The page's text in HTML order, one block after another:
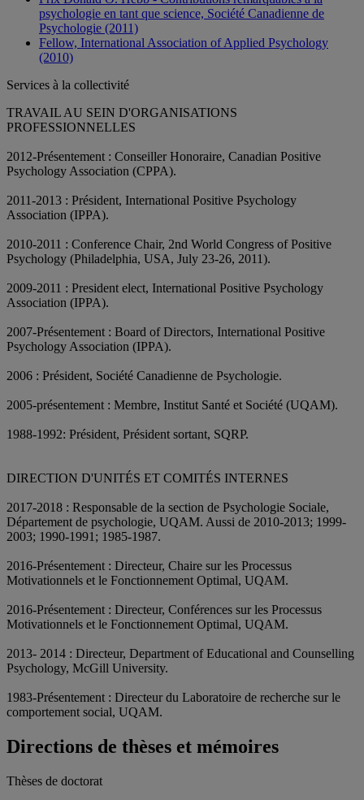
psychologie en tant que science, Société Canadienne de
Psychologie (2011)
Fellow, International Association of Applied Psychology
(2010)
Services à la collectivité
TRAVAIL AU SEIN D'ORGANISATIONS
PROFESSIONNELLES
2012-Présentement : Conseiller Honoraire, Canadian Positive
Psychology Association (CPPA).
2011-2013 : Président, International Positive Psychology
Association (IPPA).
2010-2011 : Conference Chair, 2nd World Congress of Positive
Psychology (Philadelphia, USA, July 23-26, 2011).
2009-2011 : President elect, International Positive Psychology
Association (IPPA).
2007-Présentement : Board of Directors, International Positive
Psychology Association (IPPA).
2006 : Président, Société Canadienne de Psychologie.
2005-présentement : Membre, Institut Santé et Société (UQAM).
1988-1992: Président, Président sortant, SQRP.
DIRECTION D'UNITÉS ET COMITÉS INTERNES
2017-2018 : Responsable de la section de Psychologie Sociale,
Département de psychologie, UQAM. Aussi de 2010-2013; 1999-
2003; 1990-1991; 1985-1987.
2016-Présentement : Directeur, Chaire sur les Processus
Motivationnels et le Fonctionnement Optimal, UQAM.
2016-Présentement : Directeur, Conférences sur les Processus
Motivationnels et le Fonctionnement Optimal, UQAM.
2013- 2014 : Directeur, Department of Educational and Counselling
Psychology, McGill University.
1983-Présentement : Directeur du Laboratoire de recherche sur le
comportement social, UQAM.
Directions de thèses et mémoires
Thèses de doctorat